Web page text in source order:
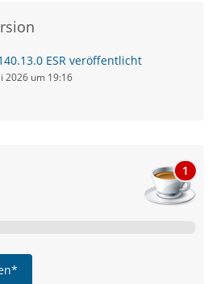
ESR veröffentlicht
2026 um 19:16
1